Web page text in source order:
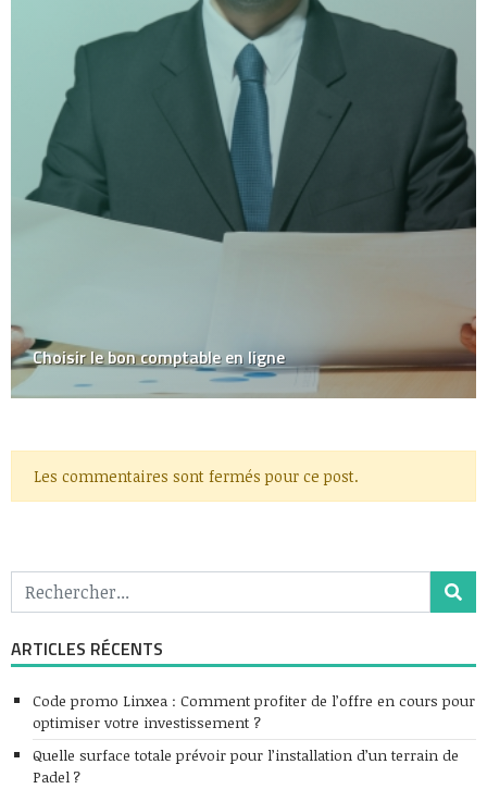
Choisir le bon comptable en ligne
Les commentaires sont fermés pour ce post.
ARTICLES RÉCENTS
Code promo Linxea : Comment profiter de l’offre en cours pour
optimiser votre investissement ?
Quelle surface totale prévoir pour l’installation d’un terrain de
Padel ?